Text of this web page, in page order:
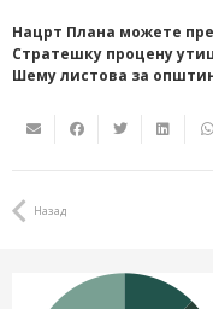
Нацрт Плана можете
Стратешку процену
Шему листова за
Назад